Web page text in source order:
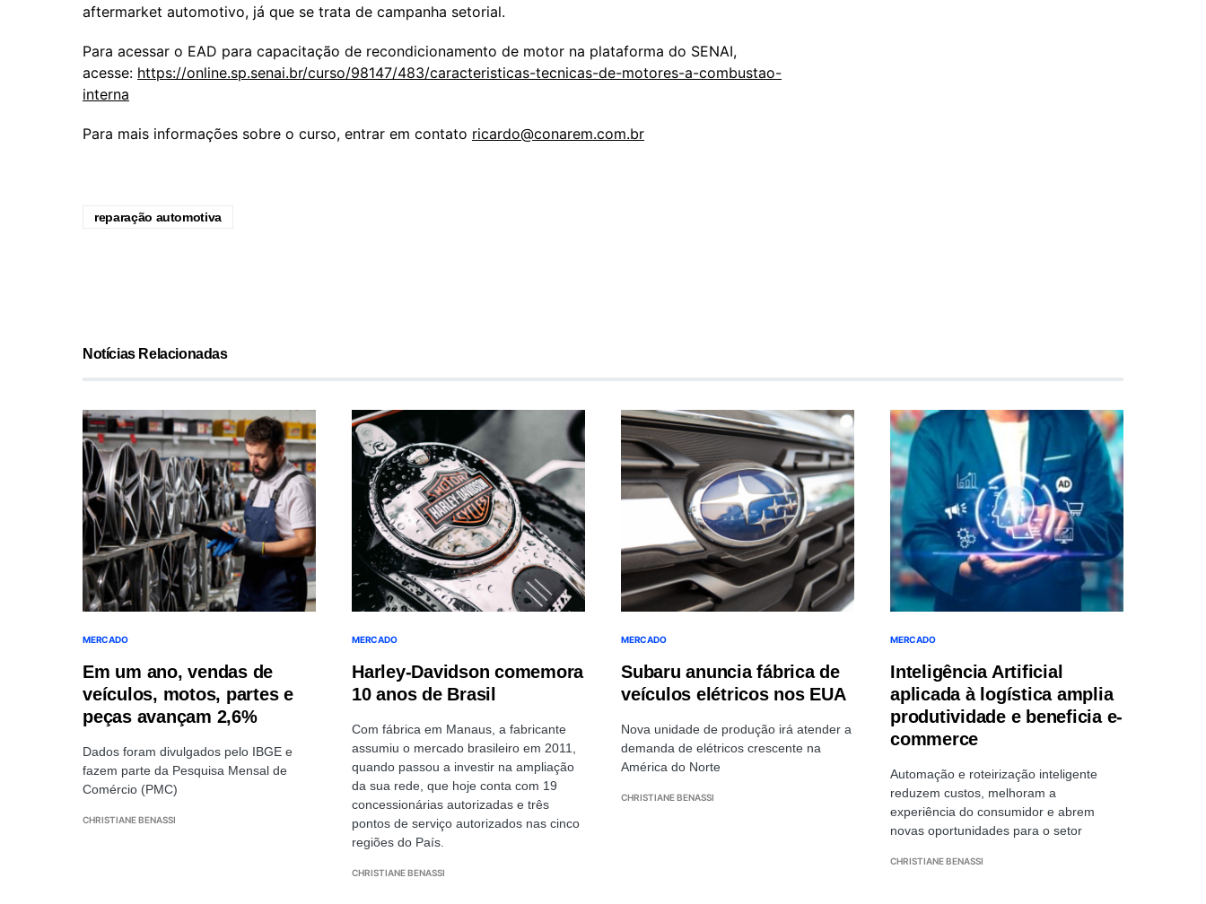
aftermarket automotivo, já que se trata de campanha setorial.
Para acessar o EAD para capacitação de recondicionamento de motor na plataforma do SENAI,
acesse: https://online.sp.senai.br/curso/98147/483/caracteristicas-tecnicas-de-motores-a-combustao-
interna
Para mais informações sobre o curso, entrar em contato ricardo@conarem.com.br
reparação automotiva
Notícias Relacionadas
MERCADO
Em um ano, vendas de
veículos, motos, partes e
peças avançam 2,6%
Dados foram divulgados pelo IBGE e
fazem parte da Pesquisa Mensal de
Comércio (PMC)
CHRISTIANE BENASSI
MERCADO
Harley-Davidson comemora
10 anos de Brasil
Com fábrica em Manaus, a fabricante
assumiu o mercado brasileiro em 2011,
quando passou a investir na ampliação
da sua rede, que hoje conta com 19
concessionárias autorizadas e três
pontos de serviço autorizados nas cinco
regiões do País.
CHRISTIANE BENASSI
MERCADO
Subaru anuncia fábrica de
veículos elétricos nos EUA
Nova unidade de produção irá atender a
demanda de elétricos crescente na
América do Norte
CHRISTIANE BENASSI
MERCADO
Inteligência Artificial
aplicada à logística amplia
produtividade e beneficia e-
commerce
Automação e roteirização inteligente
reduzem custos, melhoram a
experiência do consumidor e abrem
novas oportunidades para o setor
CHRISTIANE BENASSI